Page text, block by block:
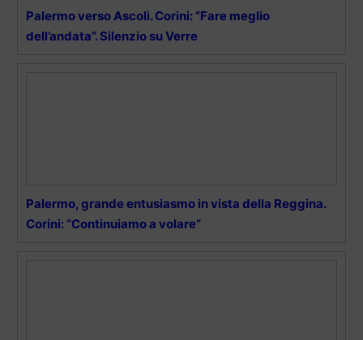
Palermo verso Ascoli. Corini: “Fare meglio
dell’andata”. Silenzio su Verre
Palermo, grande entusiasmo in vista della Reggina.
Corini: “Continuiamo a volare”